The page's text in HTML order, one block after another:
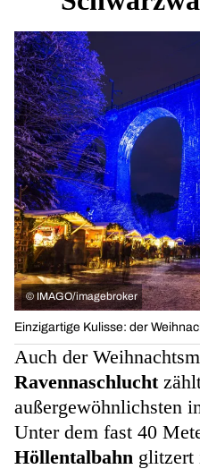
© IMAGO/imagebroker
Einzigartige Kulisse: der
Auch der
Ravennaschlucht
außergewöhnlichsten
Unter dem fast 40
Höllentalbahn glitzert